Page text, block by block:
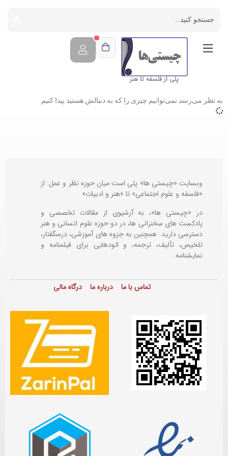
پلی از فلسفه تا هنر
به نظر می‌رسد نمی‌توانیم چیزی را که به دنبالش هستید پیدا کنیم.
وبسایت «چیستی ها» پلی است میان حوزه نظر و عمل: از
«فلسفه و علوم اجتماعی» تا «هنر و ادبیات»
در «چیستی ها»، به آرشیوی از مقالات تخصصی و
پادکست های سخنرانی ها، در دو حوزه علوم انسانی و هنر
دسترسی دارید. همچنین به جزوه های آموزشی، درسگفتار،
تلخیص، تألیف، ترجمه، و اتودهایی برایفیلمنامه و
نمایشنامه.
تماس با ما درباره ما درگاه مالی